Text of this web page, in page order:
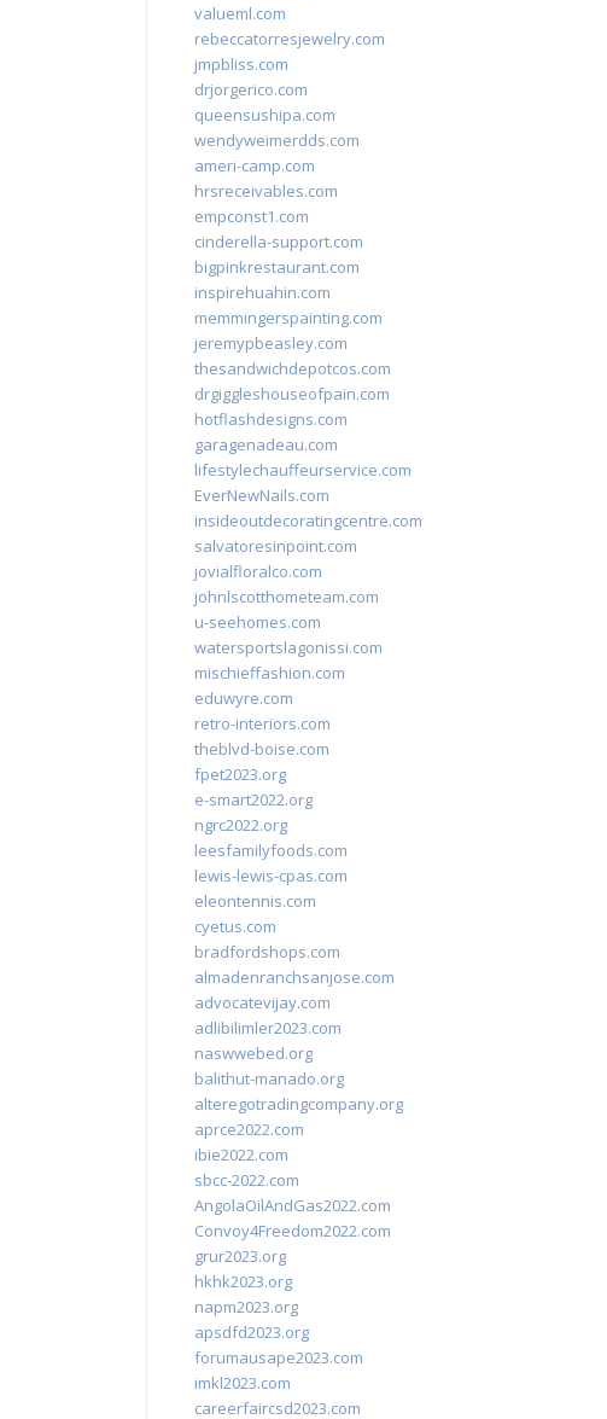
valueml.com
rebeccatorresjewelry.com
jmpbliss.com
drjorgerico.com
queensushipa.com
wendyweimerdds.com
ameri-camp.com
hrsreceivables.com
empconst1.com
cinderella-support.com
bigpinkrestaurant.com
inspirehuahin.com
memmingerspainting.com
jeremypbeasley.com
thesandwichdepotcos.com
drgiggleshouseofpain.com
hotflashdesigns.com
garagenadeau.com
lifestylechauffeurservice.com
EverNewNails.com
insideoutdecoratingcentre.com
salvatoresinpoint.com
jovialfloralco.com
johnlscotthometeam.com
u-seehomes.com
watersportslagonissi.com
mischieffashion.com
eduwyre.com
retro-interiors.com
theblvd-boise.com
fpet2023.org
e-smart2022.org
ngrc2022.org
leesfamilyfoods.com
lewis-lewis-cpas.com
eleontennis.com
cyetus.com
bradfordshops.com
almadenranchsanjose.com
advocatevijay.com
adlibilimler2023.com
naswwebed.org
balithut-manado.org
alteregotradingcompany.org
aprce2022.com
ibie2022.com
sbcc-2022.com
AngolaOilAndGas2022.com
Convoy4Freedom2022.com
grur2023.org
hkhk2023.org
napm2023.org
apsdfd2023.org
forumausape2023.com
imkl2023.com
careerfaircsd2023.com